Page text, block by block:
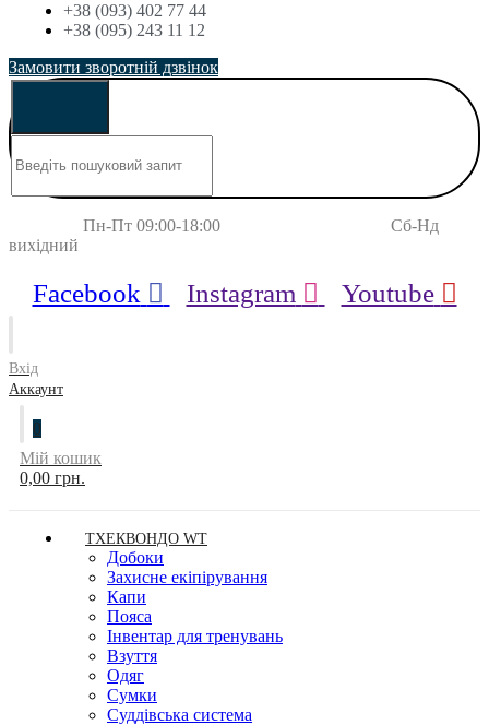
+38 (093) 402 77 44
+38 (095) 243 11 12
Замовити зворотній дзвінок
Пн-Пт 09:00-18:00 Сб-Нд
вихідний
Facebook Instagram Youtube
Вхід
Аккаунт
0
Мій кошик
0,00 грн.
ТХЕКВОНДО WT
Добоки
Захисне екіпірування
Капи
Пояса
Інвентар для тренувань
Взуття
Одяг
Сумки
Суддівська система